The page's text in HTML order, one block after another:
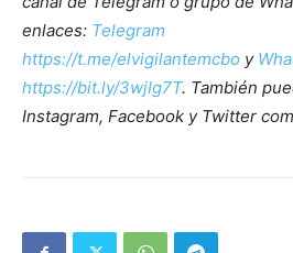
enlaces: Telegram
https://t.me/elvigilantemcbo y
https://bit.ly/3wjIg7T. También
Instagram, Facebook y Twitter